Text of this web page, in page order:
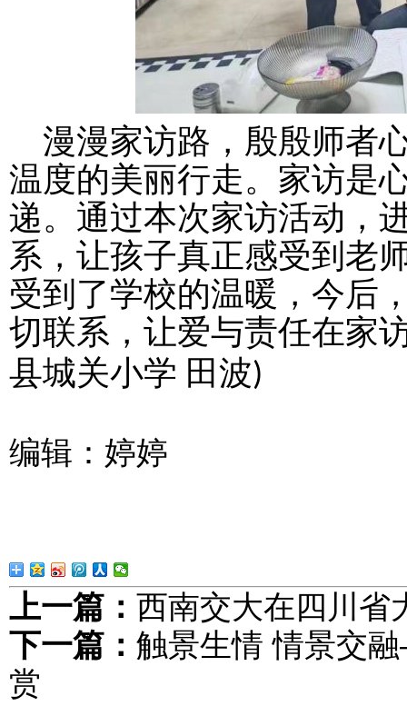
漫漫家访路，殷殷师者
温度的美丽行走。 家访是
递。通过本次家访活动，
系，让孩子真正感受到老
受到了学校的温暖，今后
切联系，让爱与责任在家
县城关小学 田波)
编辑：婷婷
上一篇： 西南交大在四川省
下一篇： 触景生情 情景交
赏